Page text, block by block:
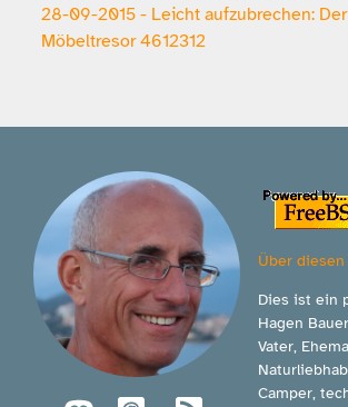
28-09-2015 - Leicht aufzubrechen:
Möbeltresor 4612312
Über diesen
Dies ist ein
Hagen
Vater,
Camper,